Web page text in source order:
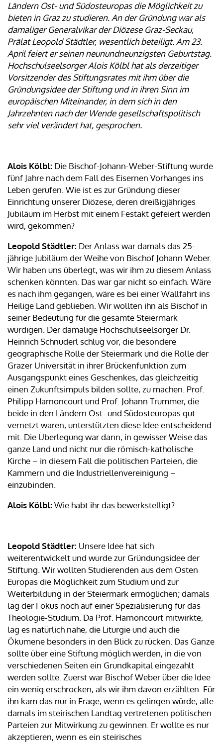
Ländern Ost- und Südosteuropas die Möglichkeit zu
bieten in Graz zu studieren. An der Gründung war als
damaliger Generalvikar der Diözese Graz-Seckau,
Prälat Leopold Städtler, wesentlich beteiligt. Am 23.
April feiert er seinen neunundneunzigsten Geburtstag.
Hochschulseelsorger Alois Kölbl hat als derzeitiger
Vorsitzender des Stiftungsrates mit ihm über die
Gründungsidee der Stiftung und in ihren Sinn im
europäischen Miteinander, in dem sich in den
Jahrzehnten nach der Wende gesellschaftspolitisch
sehr viel verändert hat, gesprochen.
Alois Kölbl: Die Bischof-Johann-Weber-Stiftung wurde
fünf Jahre nach dem Fall des Eisernen Vorhanges ins
Leben gerufen. Wie ist es zur Gründung dieser
Einrichtung unserer Diözese, deren dreißigjähriges
Jubiläum im Herbst mit einem Festakt gefeiert werden
wird, gekommen?
Leopold Städtler: Der Anlass war damals das 25-
jährige Jubiläum der Weihe von Bischof Johann Weber.
Wir haben uns überlegt, was wir ihm zu diesem Anlass
schenken könnten. Das war gar nicht so einfach. Wäre
es nach ihm gegangen, wäre es bei einer Wallfahrt ins
Heilige Land geblieben. Wir wollten ihn als Bischof in
seiner Bedeutung für die gesamte Steiermark
würdigen. Der damalige Hochschulseelsorger Dr.
Heinrich Schnuderl schlug vor, die besondere
geographische Rolle der Steiermark und die Rolle der
Grazer Universität in ihrer Brückenfunktion zum
Ausgangspunkt eines Geschenkes, das gleichzeitig
einen Zukunftsimpuls bilden sollte, zu machen. Prof.
Philipp Harnoncourt und Prof. Johann Trummer, die
beide in den Ländern Ost- und Südosteuropas gut
vernetzt waren, unterstützten diese Idee entscheidend
mit. Die Überlegung war dann, in gewisser Weise das
ganze Land und nicht nur die römisch-katholische
Kirche – in diesem Fall die politischen Parteien, die
Kammern und die Industriellenvereinigung –
einzubinden.
Alois Kölbl: Wie habt ihr das bewerkstelligt?
Leopold Städtler: Unsere Idee hat sich
weiterentwickelt und wurde zur Gründungsidee der
Stiftung. Wir wollten Studierenden aus dem Osten
Europas die Möglichkeit zum Studium und zur
Weiterbildung in der Steiermark ermöglichen; damals
lag der Fokus noch auf einer Spezialisierung für das
Theologie-Studium. Da Prof. Harnoncourt mitwirkte,
lag es natürlich nahe, die Liturgie und auch die
Ökumene besonders in den Blick zu rücken. Das Ganze
sollte über eine Stiftung möglich werden, in die von
verschiedenen Seiten ein Grundkapital eingezahlt
werden sollte. Zuerst war Bischof Weber über die Idee
ein wenig erschrocken, als wir ihm davon erzählten. Für
ihn kam das nur in Frage, wenn es gelingen würde, alle
damals im steirischen Landtag vertretenen politischen
Parteien zur Mitwirkung zu gewinnen. Er wollte es nur
akzeptieren, wenn es ein steirisches